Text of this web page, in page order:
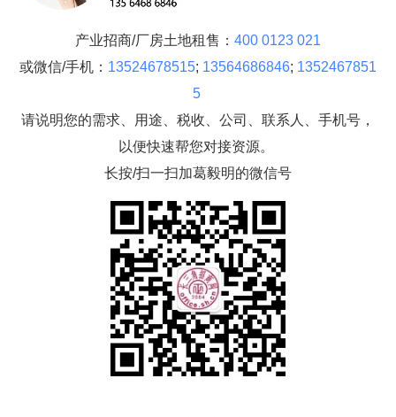
产业招商/厂房土地租售： 400 0123 021
或微信/手机： 13524678515; 13564686846; 1352467851
5
请说明您的需求、用途、税收、公司、联系人、手机号，
以便快速帮您对接资源。
长按/扫一扫加葛毅明的微信号